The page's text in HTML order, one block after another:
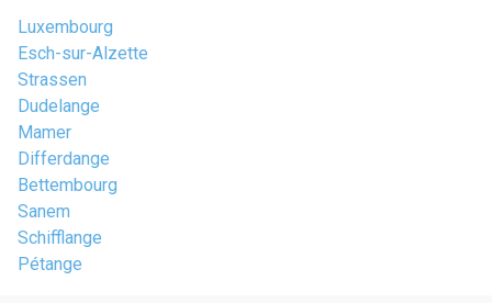
Luxembourg
Esch-sur-Alzette
Strassen
Dudelange
Mamer
Differdange
Bettembourg
Sanem
Schifflange
Pétange